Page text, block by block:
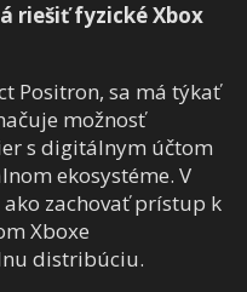
riešiť fyzické Xbox
Positron, sa má týkať
možnosť
s digitálnym účtom
ekosystéme. V
zachovať prístup k
Xboxe
distribúciu.